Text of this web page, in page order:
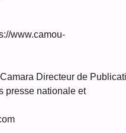
www.camou-
Directeur de
presse nationale et